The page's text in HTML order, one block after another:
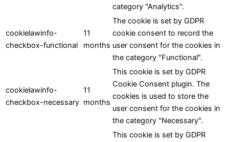
category "Analytics".
cookielawinfo-
checkbox-functional
11
months
The cookie is set by GDPR
cookie consent to record the
user consent for the cookies in
the category "Functional".
cookielawinfo-
checkbox-necessary
11
months
This cookie is set by GDPR
Cookie Consent plugin. The
cookies is used to store the
user consent for the cookies in
the category "Necessary".
This cookie is set by GDPR